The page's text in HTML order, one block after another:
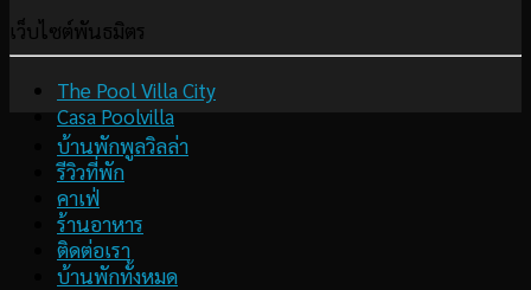
เว็บไซต์พันธมิตร
The Pool Villa City
Casa Poolvilla
บ้านพักพูลวิลล่า
รีวิวที่พัก
คาเฟ่
ร้านอาหาร
ติดต่อเรา
บ้านพักทั้งหมด